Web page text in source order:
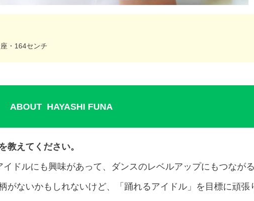
・164センチ
ABOUT HAYASHI FUNA
教えてください。
ドルにも興味があって、ダンスのレベルアップにもつなが
がないかもしれないけど、「踊れるアイドル」を目標に頑張